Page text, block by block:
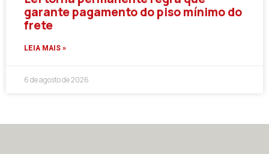
garante pagamento do piso mínimo do
frete
LEIA MAIS »
6 de agosto de 2026